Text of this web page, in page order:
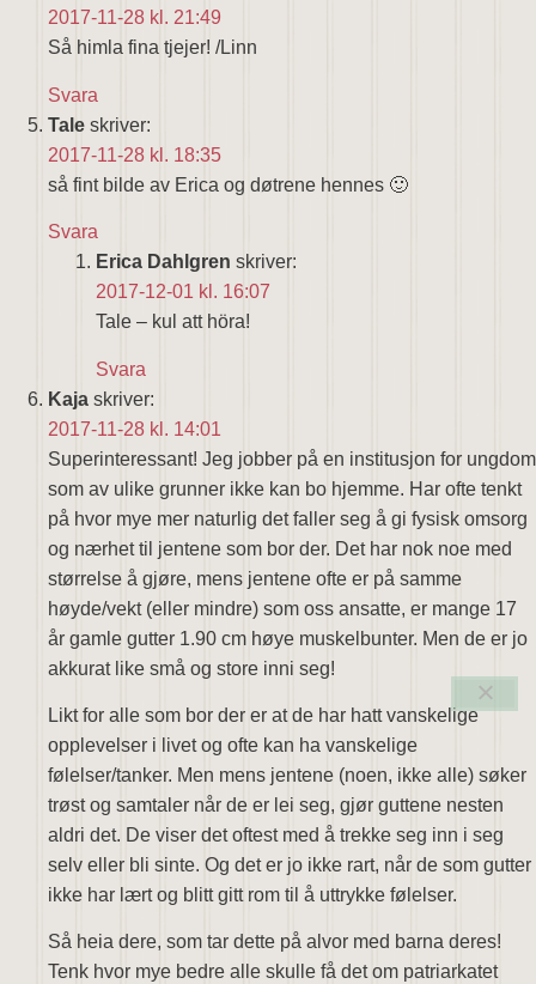
2017-11-28 kl. 21:49
Så himla fina tjejer! /Linn
Svara
Tale skriver:
2017-11-28 kl. 18:35
så fint bilde av Erica og døtrene hennes 🙂
Svara
Erica Dahlgren skriver:
2017-12-01 kl. 16:07
Tale – kul att höra!
Svara
Kaja skriver:
2017-11-28 kl. 14:01
Superinteressant! Jeg jobber på en institusjon for ungdom
som av ulike grunner ikke kan bo hjemme. Har ofte tenkt
på hvor mye mer naturlig det faller seg å gi fysisk omsorg
og nærhet til jentene som bor der. Det har nok noe med
størrelse å gjøre, mens jentene ofte er på samme
høyde/vekt (eller mindre) som oss ansatte, er mange 17
år gamle gutter 1.90 cm høye muskelbunter. Men de er jo
akkurat like små og store inni seg!
Likt for alle som bor der er at de har hatt vanskelige
opplevelser i livet og ofte kan ha vanskelige
følelser/tanker. Men mens jentene (noen, ikke alle) søker
trøst og samtaler når de er lei seg, gjør guttene nesten
aldri det. De viser det oftest med å trekke seg inn i seg
selv eller bli sinte. Og det er jo ikke rart, når de som gutter
ikke har lært og blitt gitt rom til å uttrykke følelser.
Så heia dere, som tar dette på alvor med barna deres!
Tenk hvor mye bedre alle skulle få det om patriarkatet